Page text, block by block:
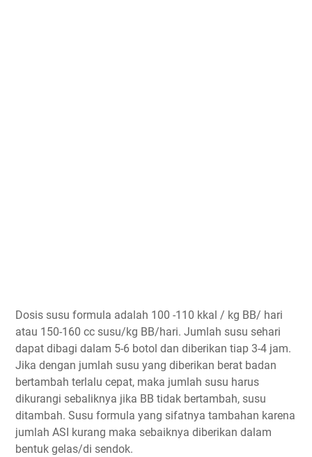
Dosis susu formula adalah 100 -110 kkal / kg BB/ hari
atau 150-160 cc susu/kg BB/hari. Jumlah susu sehari
dapat dibagi dalam 5-6 botol dan diberikan tiap 3-4 jam.
Jika dengan jumlah susu yang diberikan berat badan
bertambah terlalu cepat, maka jumlah susu harus
dikurangi sebaliknya jika BB tidak bertambah, susu
ditambah. Susu formula yang sifatnya tambahan karena
jumlah ASI kurang maka sebaiknya diberikan dalam
bentuk gelas/di sendok.